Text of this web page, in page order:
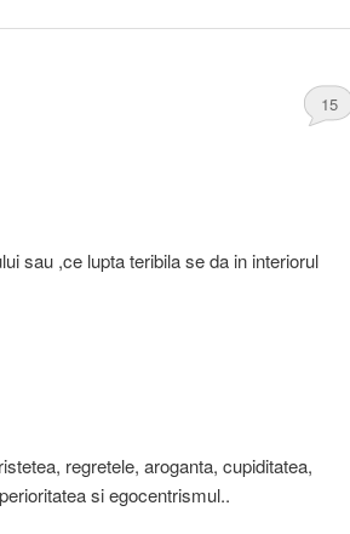
15
sau ,ce lupta teribila se da in interiorul
regretele, aroganta, cupiditatea,
si egocentrismul..